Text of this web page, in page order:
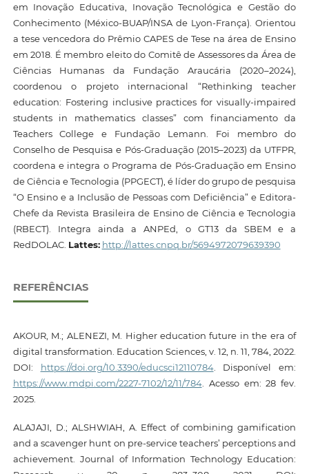
em Inovação Educativa, Inovação Tecnológica e Gestão do
Conhecimento (México-BUAP/INSA de Lyon-França). Orientou
a tese vencedora do Prêmio CAPES de Tese na área de Ensino
em 2018. É membro eleito do Comitê de Assessores da Área de
Ciências Humanas da Fundação Araucária (2020–2024),
coordenou o projeto internacional “Rethinking teacher
education: Fostering inclusive practices for visually-impaired
students in mathematics classes” com financiamento da
Teachers College e Fundação Lemann. Foi membro do
Conselho de Pesquisa e Pós-Graduação (2015–2023) da UTFPR,
coordena e integra o Programa de Pós-Graduação em Ensino
de Ciência e Tecnologia (PPGECT), é líder do grupo de pesquisa
“O Ensino e a Inclusão de Pessoas com Deficiência” e Editora-
Chefe da Revista Brasileira de Ensino de Ciência e Tecnologia
(RBECT). Integra ainda a ANPEd, o GT13 da SBEM e a
RedDOLAC. Lattes: http://lattes.cnpq.br/5694972079639390
REFERÊNCIAS
AKOUR, M.; ALENEZI, M. Higher education future in the era of
digital transformation. Education Sciences, v. 12, n. 11, 784, 2022.
DOI: https://doi.org/10.3390/educsci12110784. Disponível em:
https://www.mdpi.com/2227-7102/12/11/784. Acesso em: 28 fev.
2025.
ALAJAJI, D.; ALSHWIAH, A. Effect of combining gamification
and a scavenger hunt on pre-service teachers’ perceptions and
achievement. Journal of Information Technology Education: